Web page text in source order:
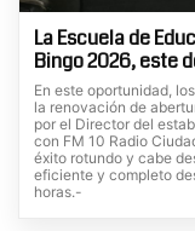
La Escuela de
Bingo 2026, este
En este oportunidad,
la renovación de
por el Director del
con FM 10 Radio
éxito rotundo y cabe
eficiente y completo
horas.-